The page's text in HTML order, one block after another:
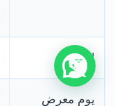
المساء
يوم معرض